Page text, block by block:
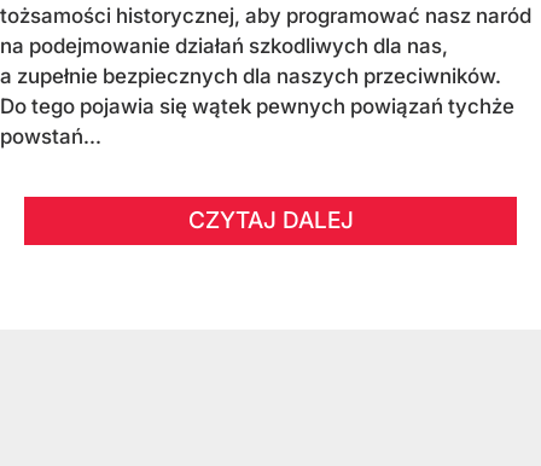
tożsamości historycznej, aby programować nasz naród
na podejmowanie działań szkodliwych dla nas,
a zupełnie bezpiecznych dla naszych przeciwników.
Do tego pojawia się wątek pewnych powiązań tychże
powstań...
CZYTAJ DALEJ